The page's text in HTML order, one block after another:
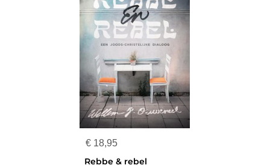
€ 18,95
Rebbe & rebel